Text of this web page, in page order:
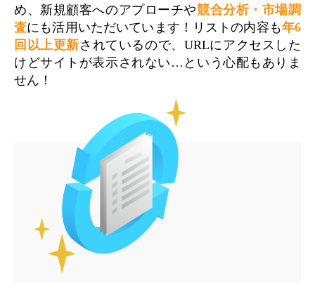
め、新規顧客へのアプローチや競合分析・市場調
査にも活用いただいています！リストの内容も年6
回以上更新されているので、URLにアクセスした
けどサイトが表示されない…という心配もありま
せん！